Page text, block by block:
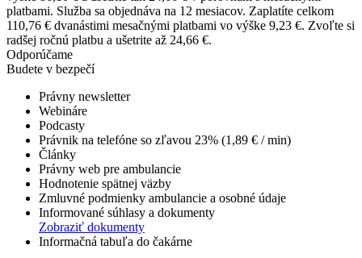
platbami. Služba sa objednáva na 12 mesiacov. Zaplatíte celkom
110,76 € dvanástimi mesačnými platbami vo výške 9,23 €. Zvoľte si
radšej ročnú platbu a ušetrite až 24,66 €.
Odporúčame
Budete v bezpečí
Právny newsletter
Webináre
Podcasty
Právnik na telefóne so zľavou 23% (1,89 € / min)
Články
Právny web pre ambulancie
Hodnotenie spätnej väzby
Zmluvné podmienky ambulancie a osobné údaje
Informované súhlasy a dokumenty
Zobraziť dokumenty
Informačná tabuľa do čakárne